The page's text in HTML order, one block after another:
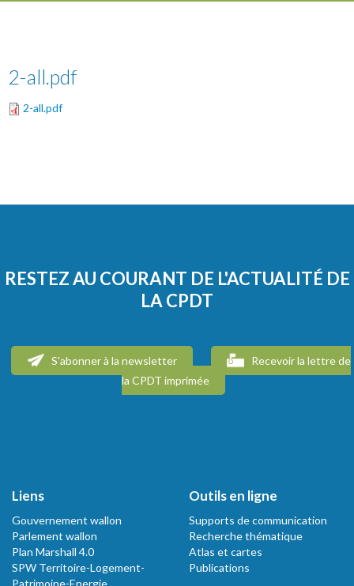
2-all.pdf
2-all.pdf
RESTEZ AU COURANT DE L'ACTUALITÉ DE
LA CPDT
S'abonner à la newsletter
Recevoir la lettre de
la CPDT imprimée
Liens
Gouvernement wallon
Parlement wallon
Plan Marshall 4.0
SPW Territoire-Logement-
Patrimoine-Energie
Outils en ligne
Supports de communication
Recherche thématique
Atlas et cartes
Publications